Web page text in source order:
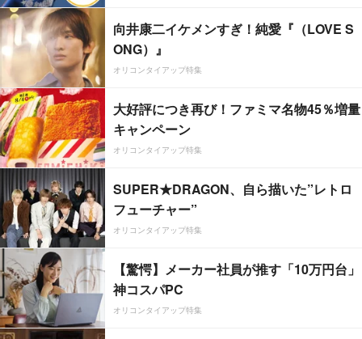
向井康二イケメンすぎ！純愛『（LOVE S
ONG）』
オリコンタイアップ特集
大好評につき再び！ファミマ名物45％増量
キャンペーン
オリコンタイアップ特集
SUPER★DRAGON、自ら描いた”レトロ
フューチャー”
オリコンタイアップ特集
【驚愕】メーカー社員が推す「10万円台」
神コスパPC
オリコンタイアップ特集